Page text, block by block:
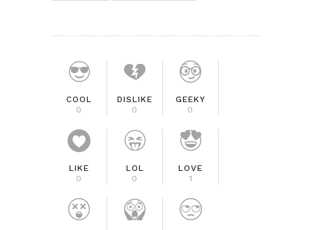
COOL
0
DISLIKE
0
GEEKY
0
LIKE
0
LOL
0
LOVE
1